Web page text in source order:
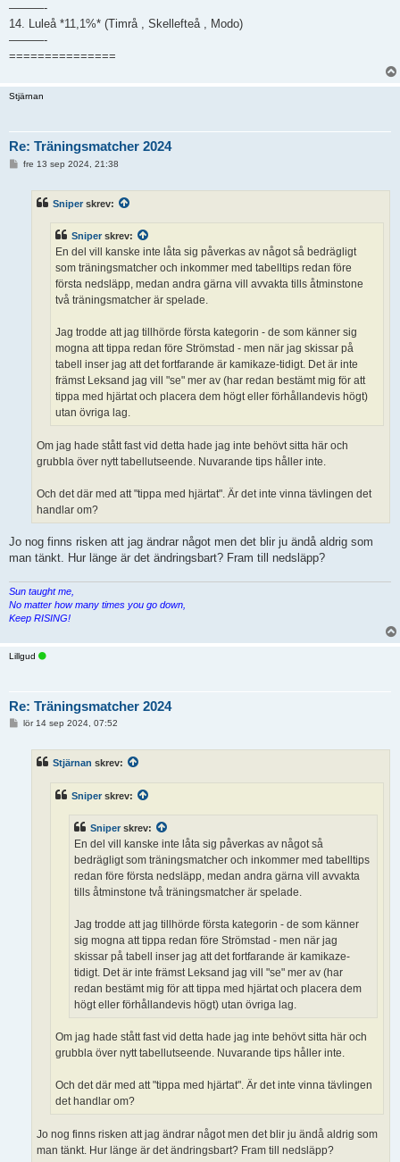
———-
14. Luleå *11,1%* (Timrå , Skellefteå , Modo)
———-
===============
Stjärnan
Re: Träningsmatcher 2024
fre 13 sep 2024, 21:38
Sniper skrev:
Sniperskrev:
En del vill kanske inte låta sig påverkas av något så bedrägligt
som träningsmatcher och inkommer med tabelltips redan före
första nedsläpp, medan andra gärna vill avvakta tills åtminstone
två träningsmatcher är spelade.
Jag trodde att jag tillhörde första kategorin - de som känner sig
mogna att tippa redan före Strömstad - men när jag skissar på
tabell inser jag att det fortfarande är kamikaze-tidigt. Det är inte
främst Leksand jag vill "se" mer av (har redan bestämt mig för att
tippa med hjärtat och placera dem högt eller förhållandevis högt)
utan övriga lag.
Om jag hade stått fast vid detta hade jag inte behövt sitta här och
grubbla över nytt tabellutseende. Nuvarande tips håller inte.
Och det där med att "tippa med hjärtat". Är det inte vinna tävlingen det
handlar om?
Jo nog finns risken att jag ändrar något men det blir ju ändå aldrig som
man tänkt. Hur länge är det ändringsbart? Fram till nedsläpp?
Sun taught me,
No matter how many times you go down,
Keep RISING!
Lillgud
Re: Träningsmatcher 2024
lör 14 sep 2024, 07:52
Stjärnan skrev:
Sniperskrev:
Sniper skrev:
En del vill kanske inte låta sig påverkas av något så
bedrägligt som träningsmatcher och inkommer med tabelltips
redan före första nedsläpp, medan andra gärna vill avvakta
tills åtminstone två träningsmatcher är spelade.
Jag trodde att jag tillhörde första kategorin - de som känner
sig mogna att tippa redan före Strömstad - men när jag
skissar på tabell inser jag att det fortfarande är kamikaze-
tidigt. Det är inte främst Leksand jag vill "se" mer av (har
redan bestämt mig för att tippa med hjärtat och placera dem
högt eller förhållandevis högt) utan övriga lag.
Om jag hade stått fast vid detta hade jag inte behövt sitta här och
grubbla över nytt tabellutseende. Nuvarande tips håller inte.
Och det där med att "tippa med hjärtat". Är det inte vinna tävlingen
det handlar om?
Jo nog finns risken att jag ändrar något men det blir ju ändå aldrig som
man tänkt. Hur länge är det ändringsbart? Fram till nedsläpp?